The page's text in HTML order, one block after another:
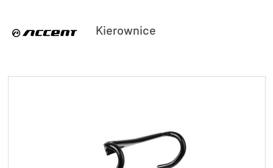
Kierownice